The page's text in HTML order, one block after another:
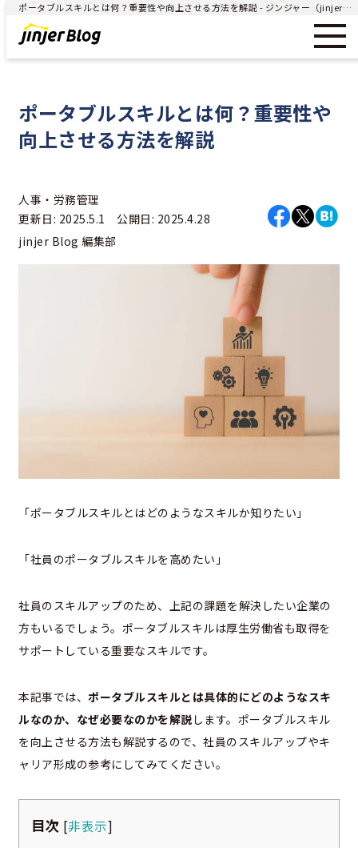
ポータブルスキルとは何？重要性や向上させる方法を解説 - ジンジャー（jinjer）｜統合型人事システム
ポータブルスキルとは何？重要性や
向上させる方法を解説
人事・労務管理
更新日: 2025.5.1 公開日: 2025.4.28
jinjer Blog 編集部
「ポータブルスキルとはどのようなスキルか知りたい」
「社員のポータブルスキルを高めたい」
社員のスキルアップのため、上記の課題を解決したい企業の
方もいるでしょう。ポータブルスキルは厚生労働省も取得を
サポートしている重要なスキルです。
本記事では、 ポータブルスキルとは具体的にどのようなスキ
ルなのか、なぜ必要なのかを解説 します。ポータブルスキル
を向上させる方法も解説するので、社員のスキルアップやキ
ャリア形成の参考にしてみてください。
目次 [非表示]